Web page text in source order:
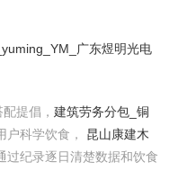
广东煜明光电
提倡， 建筑劳务分包_铜
户科学饮食， 昆山康建木
过纪录逐日清楚数据和饮食